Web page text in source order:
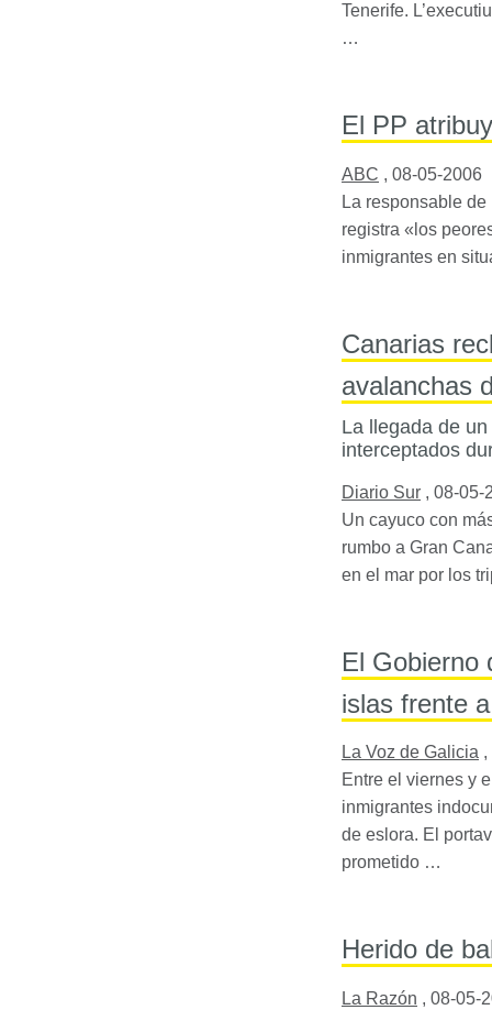
Tenerife.
…
El PP
ABC , 08-05-2006
La responsable
registra «los
inmigrantes en
Canarias
avalanchas
La llegada de
interceptados
Diario Sur , 08-05-
Un cayuco con
rumbo a Gran
en el mar por los
El Gobierno
islas frente
La Voz de Galicia ,
Entre el viernes y
inmigrantes
de eslora. El
prometido …
Herido de
La Razón , 08-05-